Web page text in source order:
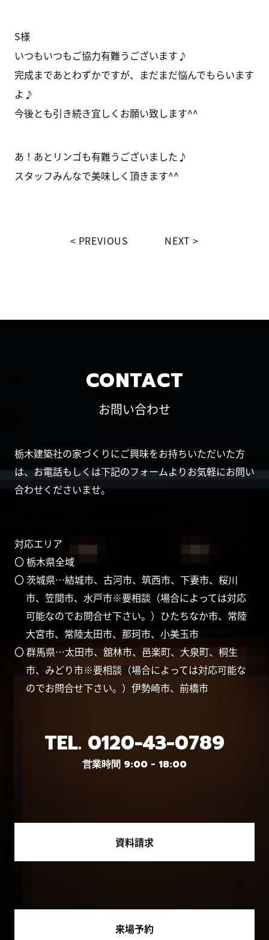
S様
いつもいつもご協力有難うございます♪
完成まであとわずかですが、まだまだ悩んでもらいます
よ♪
今後とも引き続き宜しくお願い致します^^
あ！あとリンゴも有難うございました♪
スタッフみんなで美味しく頂きます^^
PREVIOUS NEXT
CONTACT
お問い合わせ
栃木建築社の家づくりにご興味をお持ちいただいた方
は、お電話もしくは下記のフォームよりお気軽にお問い
合わせくださいませ。
対応エリア
〇 栃木県全域
〇 茨城県…結城市、古河市、筑西市、下妻市、桜川
市、笠間市、水戸市※要相談（場合によっては対応
可能なのでお問合せ下さい。）ひたちなか市、常陸
大宮市、常陸太田市、那珂市、小美玉市
〇 群馬県…太田市、舘林市、邑楽町、大泉町、桐生
市、みどり市※要相談（場合によっては対応可能な
のでお問合せ下さい。）伊勢崎市、前橋市
TEL. 0120-43-0789
営業時間 9:00 - 18:00
資料請求
来場予約